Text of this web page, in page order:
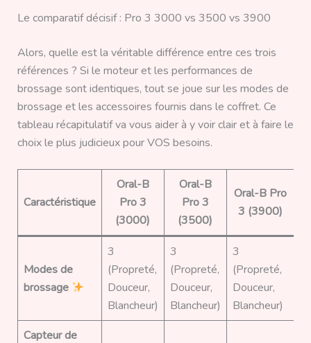
Le comparatif décisif : Pro 3 3000 vs 3500 vs 3900
Alors, quelle est la véritable différence entre ces trois
références ? Si le moteur et les performances de
brossage sont identiques, tout se joue sur les modes de
brossage et les accessoires fournis dans le coffret. Ce
tableau récapitulatif va vous aider à y voir clair et à faire le
choix le plus judicieux pour VOS besoins.
Caractéristique
Oral-B
Pro 3
(3000)
Oral-B
Pro 3
(3500)
Oral-B Pro
3 (3900)
Modes de
brossage
3
(Propreté,
Douceur,
Blancheur)
3
(Propreté,
Douceur,
Blancheur)
3
(Propreté,
Douceur,
Blancheur)
Capteur de